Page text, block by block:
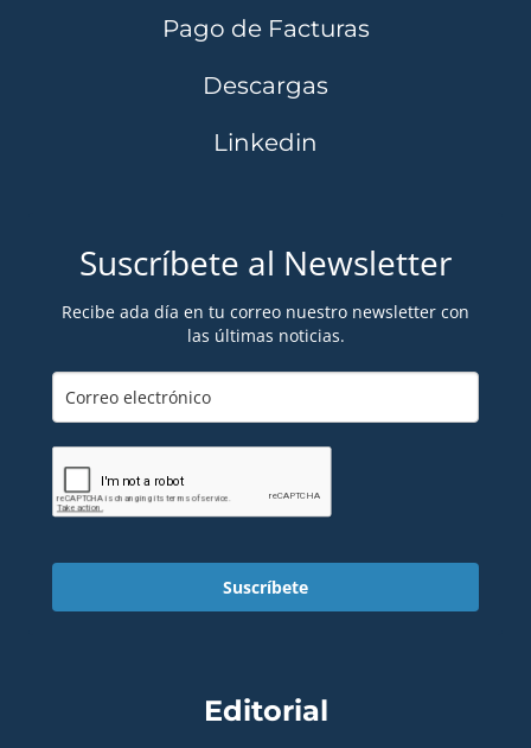
Pago de Facturas
Descargas
Linkedin
Suscríbete al Newsletter
Recibe ada día en tu correo nuestro newsletter con
las últimas noticias.
Suscríbete
Editorial